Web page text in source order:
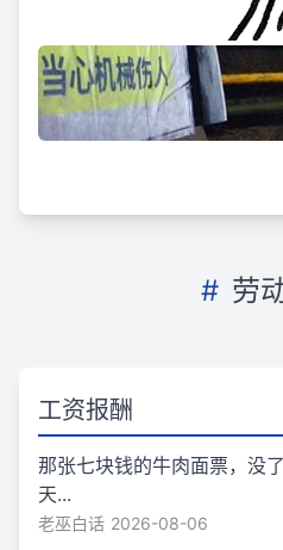
# 劳
工资报酬
那张七块钱的牛肉面票，没
天...
老巫白话 2026-08-06